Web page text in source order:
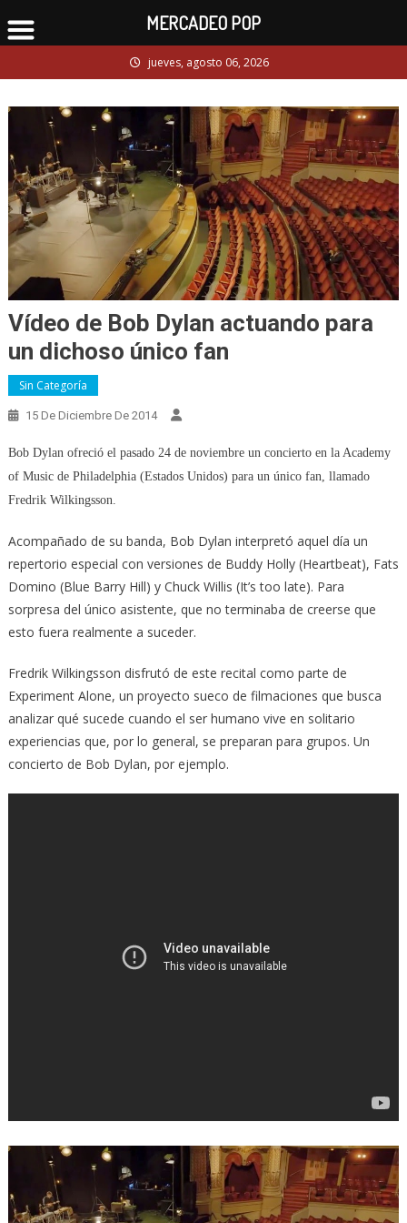
to
jueves, agosto 06, 2026
Vídeo de Bob Dylan actuando para
un dichoso único fan
Sin Categoría
15 De Diciembre De 2014
Bob Dylan ofreció el pasado 24 de noviembre un concierto en la Academy
of Music de Philadelphia (Estados Unidos) para un único fan, llamado
Fredrik Wilkingsson.
Acompañado de su banda, Bob Dylan interpretó aquel día un
repertorio especial con versiones de Buddy Holly (Heartbeat), Fats
Domino (Blue Barry Hill) y Chuck Willis (It’s too late). Para
sorpresa del único asistente, que no terminaba de creerse que
esto fuera realmente a suceder.
Fredrik Wilkingsson disfrutó de este recital como parte de
Experiment Alone, un proyecto sueco de filmaciones que busca
analizar qué sucede cuando el ser humano vive en solitario
experiencias que, por lo general, se preparan para grupos. Un
concierto de Bob Dylan, por ejemplo.
MERCADEO POP